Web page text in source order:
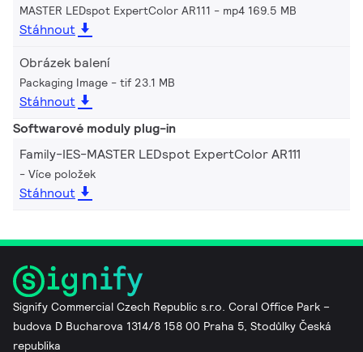
MASTER LEDspot ExpertColor AR111 mp4 169.5 MB
Stáhnout
Obrázek balení
Packaging Image tif 23.1 MB
Stáhnout
Softwarové moduly plug-in
Family-IES-MASTER LEDspot ExpertColor AR111
Více položek
Stáhnout
Signify Commercial Czech Republic s.r.o. Coral Office Park –
budova D Bucharova 1314/8 158 00 Praha 5, Stodůlky Česká
republika